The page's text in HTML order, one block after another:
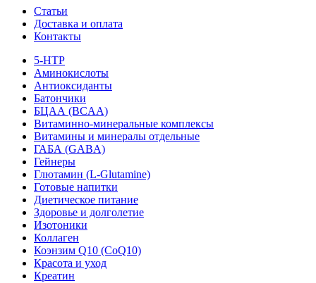
Статьи
Доставка и оплата
Контакты
5-HTP
Аминокислоты
Антиоксиданты
Батончики
БЦАА (BCAA)
Витаминно-минеральные комплексы
Витамины и минералы отдельные
ГАБА (GABA)
Гейнеры
Глютамин (L-Glutamine)
Готовые напитки
Диетическое питание
Здоровье и долголетие
Изотоники
Коллаген
Коэнзим Q10 (CoQ10)
Красота и уход
Креатин